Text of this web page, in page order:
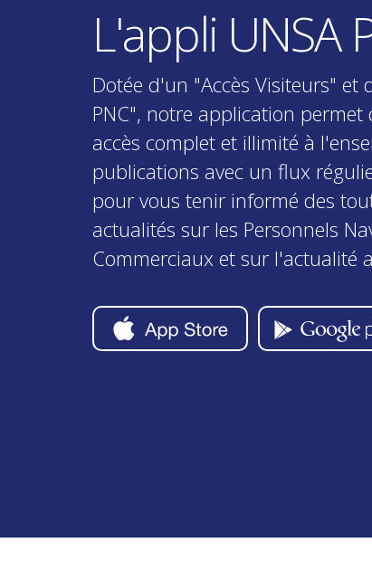
L'appli UNSA
Dotée d'un "Accès Visiteurs" et
PNC", notre application permet
accès complet et illimité à
publications avec un flux
pour vous tenir informé des
actualités sur les Personnels
Commerciaux et sur l'actualité